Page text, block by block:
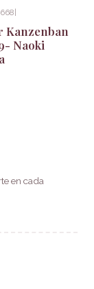
|
Kanzenban
Naoki
en cada